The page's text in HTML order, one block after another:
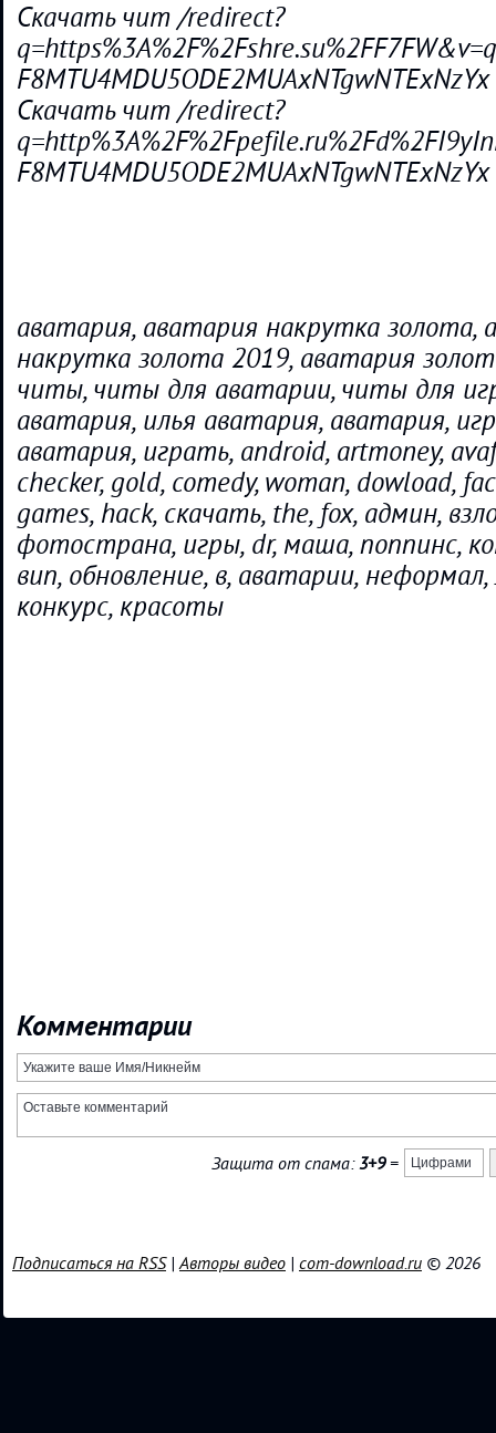
Скачать чит /redirect?
F8MTU4MDU5ODE2MUAxNTgwNTExNzYx
Скачать чит /redirect?
F8MTU4MDU5ODE2MUAxNTgwNTExNzYx
аватария, аватария накрутка золота,
накрутка золота 2019, аватария
читы, читы для аватарии, читы для
аватария, илья аватария, аватария,
аватария, играть, android, artmoney,
checker, gold, comedy, woman, dowload,
games, hack, скачать, the, fox, админ,
фотострана, игры, dr, маша, поппинс,
вип, обновление, в, аватарии,
конкурс, красоты
Комментарии
Защита от спама:3+9=
Подписаться на RSS|Авторы видео | com-download.ru © 2026